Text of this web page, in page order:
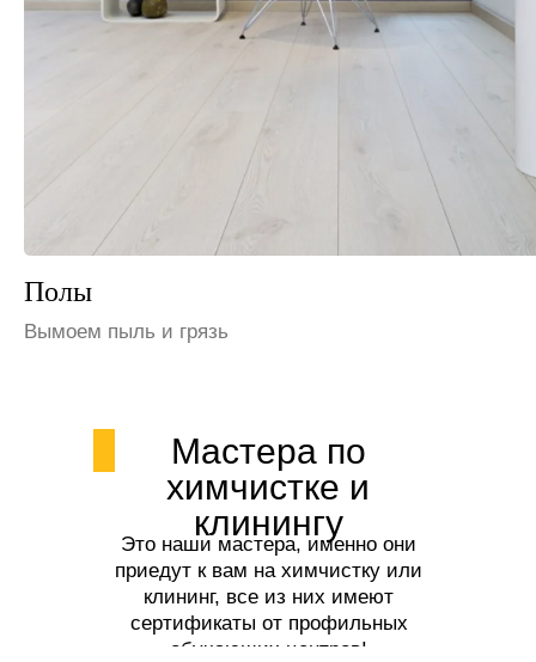
Шкафы и полки
Избавим от пыли
Мастера по
химчистке и
клинингу
Это наши мастера, именно они
приедут к вам на химчистку или
клининг, все из них имеют
сертификаты от профильных
обучающих центров!